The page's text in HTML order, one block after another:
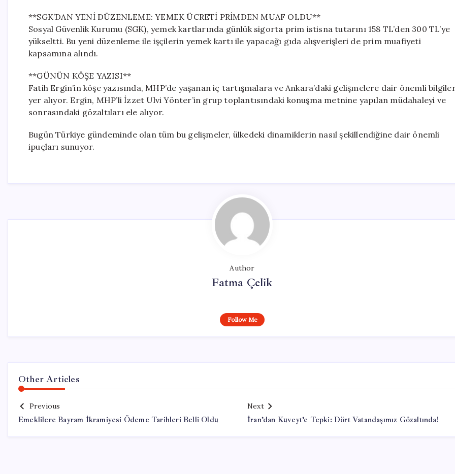
**SGK’DAN YENİ DÜZENLEME: YEMEK ÜCRETİ PRİMDEN MUAF OLDU**
Sosyal Güvenlik Kurumu (SGK), yemek kartlarında günlük sigorta prim istisna tutarını 158 TL’den 300 TL’ye
yükseltti. Bu yeni düzenleme ile işçilerin yemek kartı ile yapacağı gıda alışverişleri de prim muafiyeti
kapsamına alındı.
**GÜNÜN KÖŞE YAZISI**
Fatih Ergin’in köşe yazısında, MHP’de yaşanan iç tartışmalara ve Ankara’daki gelişmelere dair önemli
yer alıyor. Ergin, MHP’li İzzet Ulvi Yönter’in grup toplantısındaki konuşma metnine yapılan müdahaleyi ve
sonrasındaki gözaltıları ele alıyor.
Bugün Türkiye gündeminde olan tüm bu gelişmeler, ülkedeki dinamiklerin nasıl şekillendiğine dair önemli
ipuçları sunuyor.
Author
Fatma Çelik
Follow Me
Other Articles
Previous
Emeklilere Bayram İkramiyesi Ödeme Tarihleri Belli Oldu
Next
İran’dan Kuveyt’e Tepki: Dört Vatandaşımız Gözaltında!